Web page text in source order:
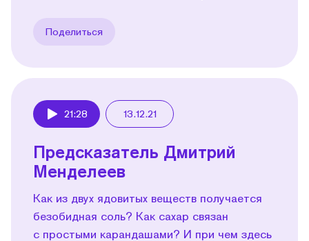
Поделиться
21:28 13.12.21
Предсказатель Дмитрий
Менделеев
Как из двух ядовитых веществ получается
безобидная соль? Как сахар связан
с простыми карандашами? И при чем здесь